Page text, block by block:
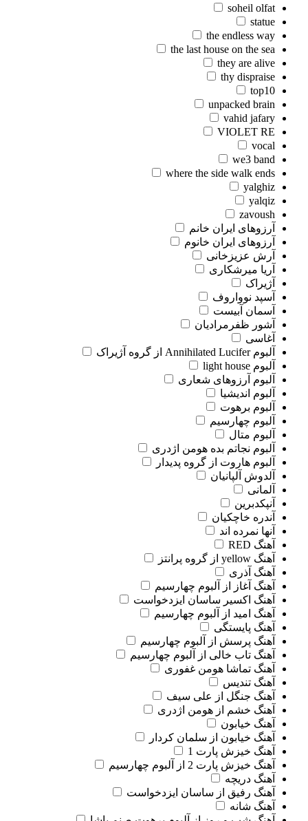
soheil olfat
statue
the endless way
the last house on the sea
they are alive
thy dispraise
top10
unpacked brain
vahid jafary
VIOLET RE
vocal
we3 band
where the side walk ends
yalghiz
yalqiz
zavoush
آرزوهای ایران خانم
آرزوهای ایران خانوم
آرش عزیزخانی
آریا میرشکاری
آژیراک
آسپد نوواروف
آسمان آبیست
آشور ظفرمرادیان
آغاسی
آلبوم Annihilated Lucifer از گروه آژیراک
آلبوم light house
آلبوم آرزوهای شعاری
آلبوم اندیشیا
آلبوم برهوت
آلبوم چهارسیم
آلبوم متال
آلبوم نجاتم بده هومن اژدری
آلبوم هاروت از گروه پدیدار
آلدوش آلپانیان
آلمانی
آنپکدبرین
آندره خاچکیان
آنها نمرده اند
آهنگ RED
آهنگ yellow از گروه پرانتز
آهنگ آذری
آهنگ آغاز از آلبوم چهارسیم
آهنگ اکسیر ساسان ایزدخواست
آهنگ امید از آلبوم چهارسیم
آهنگ پایستگی
آهنگ پرسش از آلبوم چهارسیم
آهنگ تاب خالی از آلبوم چهارسیم
آهنگ تماشا هومن غفوری
آهنگ تندیس
آهنگ جنگل از علی سیف
آهنگ خشم از هومن اژدری
آهنگ خیابون
آهنگ خیابون از سلمان کردار
آهنگ خیزش پارت 1
آهنگ خیزش پارت 2 از آلبوم چهارسیم
آهنگ دریچه
آهنگ رفیق از ساسان ایزدخواست
آهنگ شانه